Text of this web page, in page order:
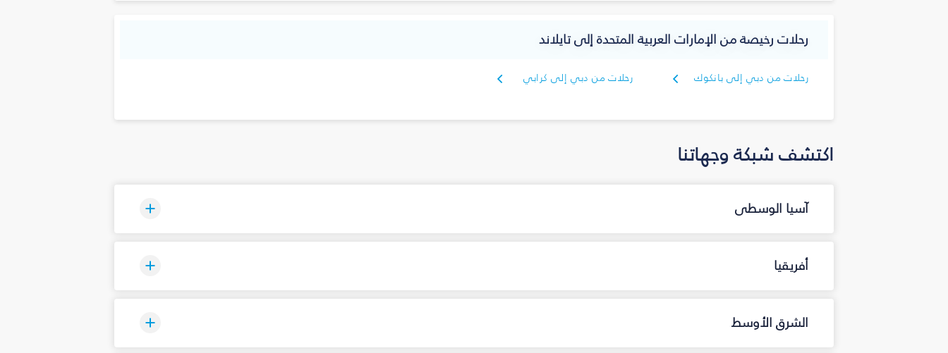
رحلات رخيصة من الإمارات العربية المتحدة إلى تايلاند
رحلات من دبي إلى بانكوك رحلات من دبي إلى كرابي
اكتشف شبكة وجهاتنا
آسيا الوسطى
أفريقيا
الشرق الأوسط